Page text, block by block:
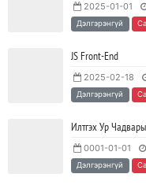
Java VS Python:
Ажил дээрээ
нэмэгдүүлж,
2023/04/25
2025-01-01
Дэлгэрэнгүй
JS Front-End
2025-02-18
Дэлгэрэнгүй
Илтгэх Ур
0001-01-01
Дэлгэрэнгүй